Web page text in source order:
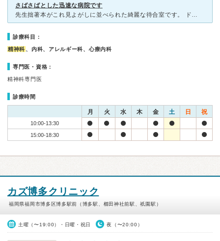
さばさばとした迅速な病院です
先生拙著本がこれ見よがしに並べられた綺麗な待合室です。 ドクターは、優しいのですが、診察室では対面式で、少し患者さんとの距離感を感じます。 良いところは、待ち時間が全くありません。 一人
診療科目：
精神科 、内科、アレルギー科、心療内科
専門医・資格：
精神科専門医
診療時間
月 火 水 木 金 土 日 祝
10:00-13:30
15:00-18:30
カズ博多クリニック
福岡県福岡市博多区博多駅前（博多駅、櫛田神社前駅、祇園駅）
土曜（〜19:00）・日曜・祝日 夜（〜20:00）